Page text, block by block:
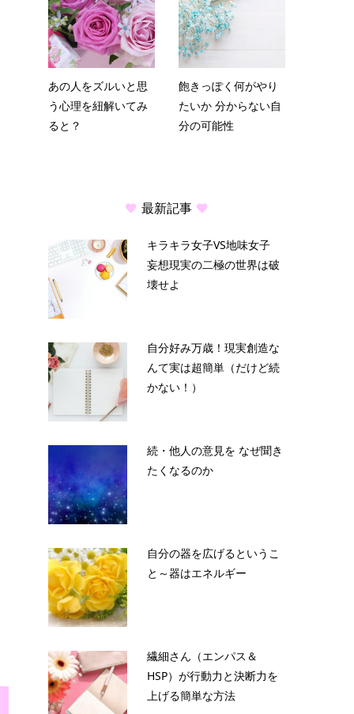
あの人をズルいと思
う心理を紐解いてみ
ると？
飽きっぽく何がやり
たいか 分からない自
分の可能性
最新記事
キラキラ女子VS地味女子
妄想現実の二極の世界は破
壊せよ
自分好み万歳！現実創造な
んて実は超簡単（だけど続
かない！）
続・他人の意見を なぜ聞き
たくなるのか
自分の器を広げるというこ
と～器はエネルギー
繊細さん（エンパス＆
HSP）が行動力と決断力を
上げる簡単な方法